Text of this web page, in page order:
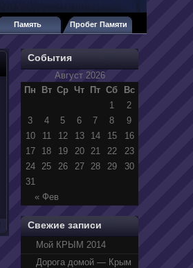
Память Пробег Памяти
События
Август 2026
Пн
Вт Ср Чт Пт Сб Вс
« Фев
1
2
3
4 5 6 7 8
9
10
11 12 13 14 15
16
17
18 19 20 21 22
23
24
25 26 27 28 29
30
31
Свежие записи
Мой КРЫМ 2014
Дорога домой — Крым